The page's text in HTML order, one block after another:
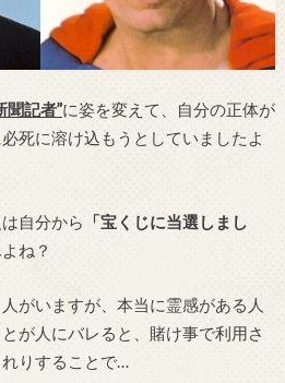
聞記者”に姿を変えて、自分の正体が
死に溶け込もうとしていましたよ
自分から
「宝くじに当選しまし
ね？
がいますが、本当に霊感がある人
が人にバレると、賭け事で利用さ
りすることで…